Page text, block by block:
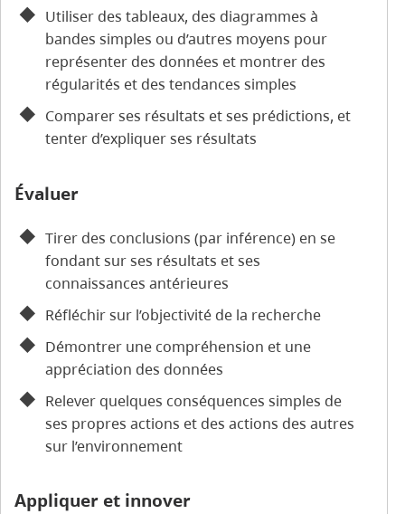
Utiliser des tableaux, des diagrammes à
bandes simples ou d’autres moyens pour
représenter des données et montrer des
régularités et des tendances simples
Comparer ses résultats et ses prédictions, et
tenter d’expliquer ses résultats
Évaluer
Tirer des conclusions (par inférence) en se
fondant sur ses résultats et ses
connaissances antérieures
Réfléchir sur l’objectivité de la recherche
Démontrer une compréhension et une
appréciation des données
Relever quelques conséquences simples de
ses propres actions et des actions des autres
sur l’environnement
Appliquer et innover